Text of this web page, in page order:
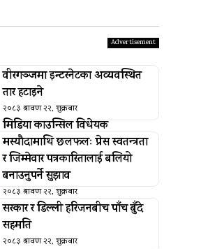
वीरगञ्जमा इन्टरनेटका अव्यवस्थित
तार हटाइने
२०८३ श्रावण २२, शुक्रबार
मिडिया काउन्सिल विधेयक
मस्यौदामाथि छलफलः प्रेस स्वतन्त्रता
र जिम्मेवार पत्रकारितालाई बलियो
बनाउनुपर्ने सुझाव
२०८३ श्रावण २२, शुक्रबार
सरकार र डिल्ली हरिजनबीच पाँच बुँदे
सहमति
२०८३ श्रावण २२, शुक्रबार